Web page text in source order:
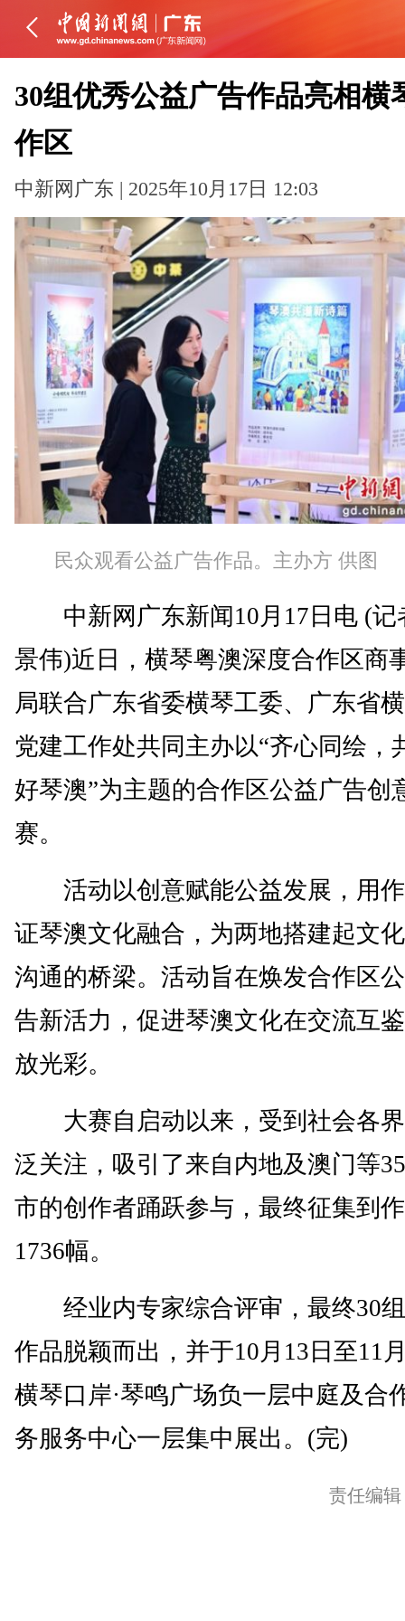
30组优秀公益广告作品亮相横
作区
中新网广东 | 2025年10月17日 12:03
民众观看公益广告作品。主办方 供图
中新网广东新闻10月17日电 (记
景伟)近日，横琴粤澳深度合作区商
局联合广东省委横琴工委、广东省
党建工作处共同主办以“齐心同绘，
好琴澳”为主题的合作区公益广告创
赛。
活动以创意赋能公益发展，用
证琴澳文化融合，为两地搭建起文
沟通的桥梁。活动旨在焕发合作区
告新活力，促进琴澳文化在交流互
放光彩。
大赛自启动以来，受到社会各
泛关注，吸引了来自内地及澳门等
市的创作者踊跃参与，最终征集到
1736幅。
经业内专家综合评审，最终30
作品脱颖而出，并于10月13日至11
横琴口岸·琴鸣广场负一层中庭及合
务服务中心一层集中展出。(完)
责任编